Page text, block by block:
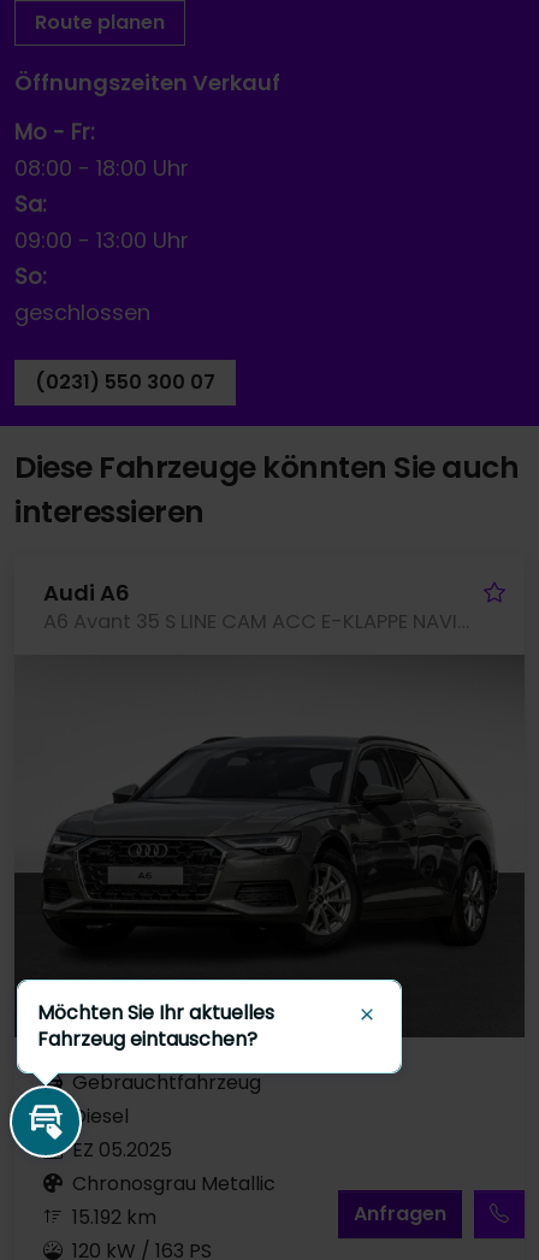
Anfragen
Route planen
Öffnungszeiten Verkauf
Mo - Fr:
08:00 - 18:00 Uhr
Sa:
09:00 - 13:00 Uhr
So:
geschlossen
(0231) 550 300 07
Diese Fahrzeuge könnten Sie auch
interessieren
Audi A6
A6 Avant 35 S LINE CAM ACC E-KLAPPE NAVI+ LM17
Gebrauchtfahrzeug
Diesel
EZ 05.2025
Chronosgrau Metallic
15.192 km
120 kW / 163 PS
Inzahlungnahme
Möchten Sie Ihr aktuelles
Fahrzeug eintauschen?
Schließen